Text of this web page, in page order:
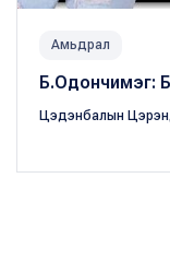
Амьдрал
Б.Одончимэг:
Цэдэнбалын